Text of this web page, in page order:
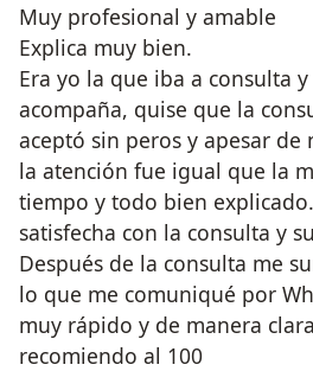
Muy profesional y amable
Explica muy bien.
Era yo la que iba a consulta
acompaña, quise que la
aceptó sin peros y apesar
la atención fue igual que la
tiempo y todo bien
satisfecha con la consulta y
Después de la consulta me
lo que me comuniqué por
muy rápido y de manera
recomiendo al 100